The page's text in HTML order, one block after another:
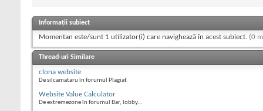
Informații subiect
Momentan este/sunt 1 utilizator(i) care navighează în acest subiect. (0
Thread-uri Similare
clona website
De silcamataru în forumul Plagiat
Website Value Calculator
De extremezone în forumul Bar, lobby...